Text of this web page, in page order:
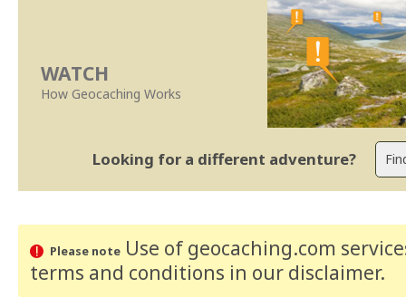
WATCH
How Geocaching Works
Looking for a different adventure?
Please noteUse of geocaching.com
terms and conditions in our disclaimer.